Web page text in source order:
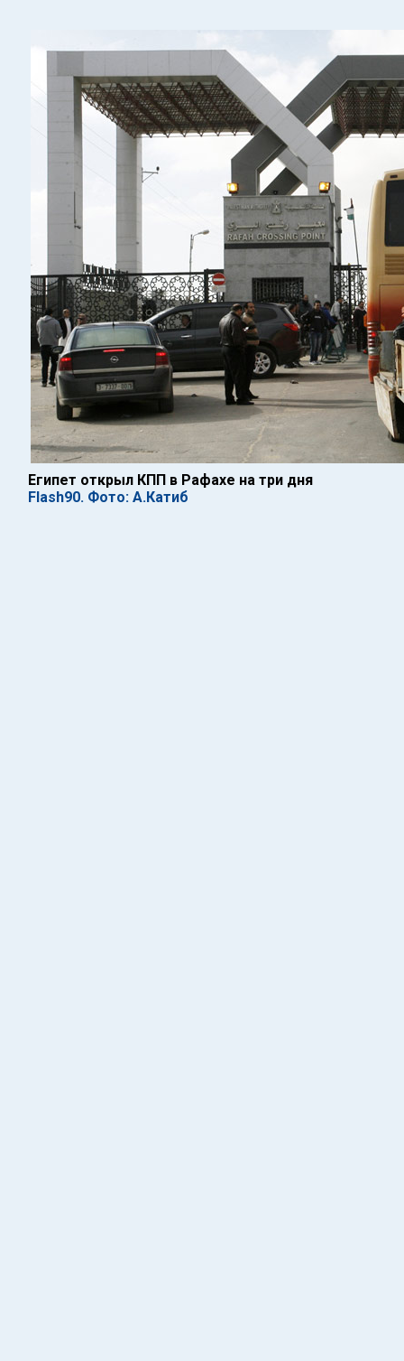
Египет открыл КПП в Рафахе на три дня
Flash90. Фото: А.Катиб